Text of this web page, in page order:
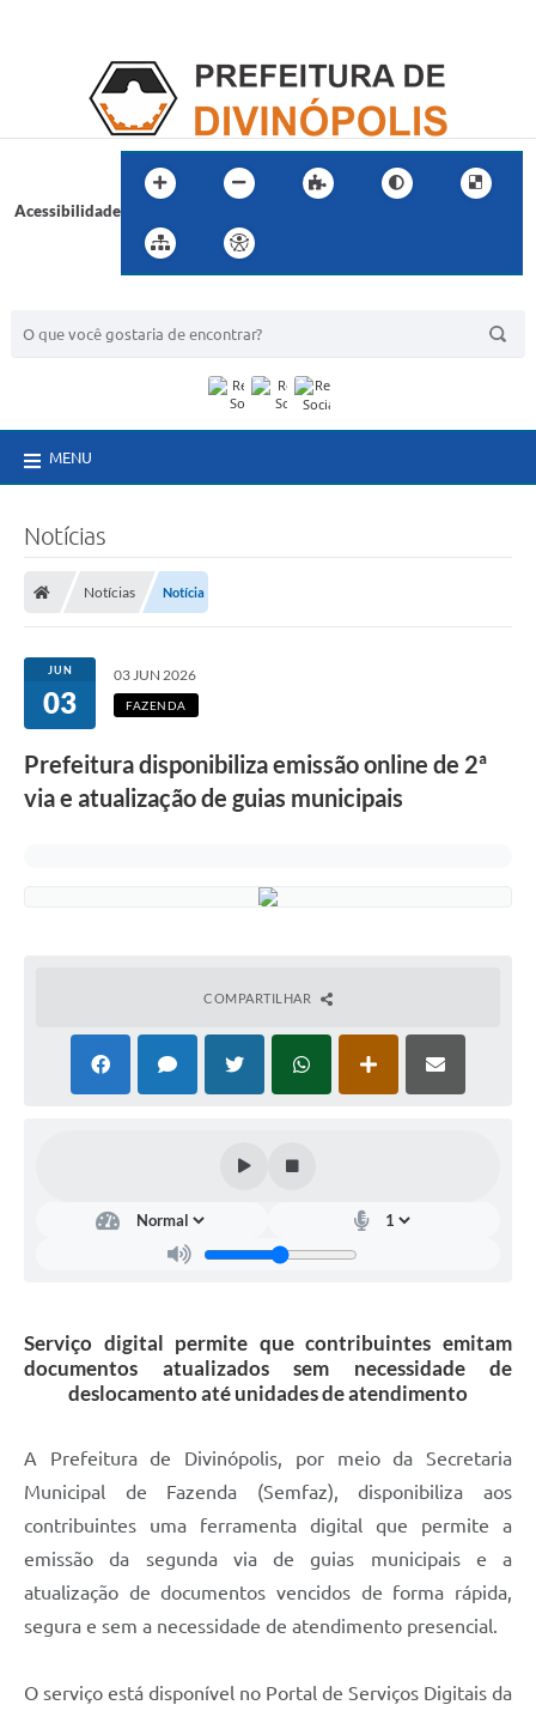
Acessibilidade
MENU
Notícias
Notícias Notícia
JUN
03
03 JUN 2026
FAZENDA
Prefeitura disponibiliza emissão online de 2ª
via e atualização de guias municipais
COMPARTILHAR
Serviço digital permite que contribuintes emitam
documentos atualizados sem necessidade de
deslocamento até unidades de atendimento
A Prefeitura de Divinópolis, por meio da Secretaria
Municipal de Fazenda (Semfaz), disponibiliza aos
contribuintes uma ferramenta digital que permite a
emissão da segunda via de guias municipais e a
atualização de documentos vencidos de forma rápida,
segura e sem a necessidade de atendimento presencial.
O serviço está disponível no Portal de Serviços Digitais da